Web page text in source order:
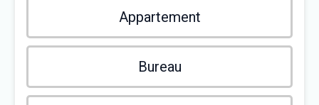
Appartement
Bureau